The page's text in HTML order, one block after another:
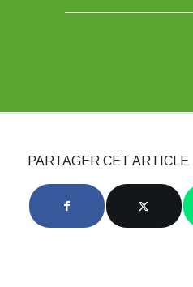
PARTAGER CET ARTICLE